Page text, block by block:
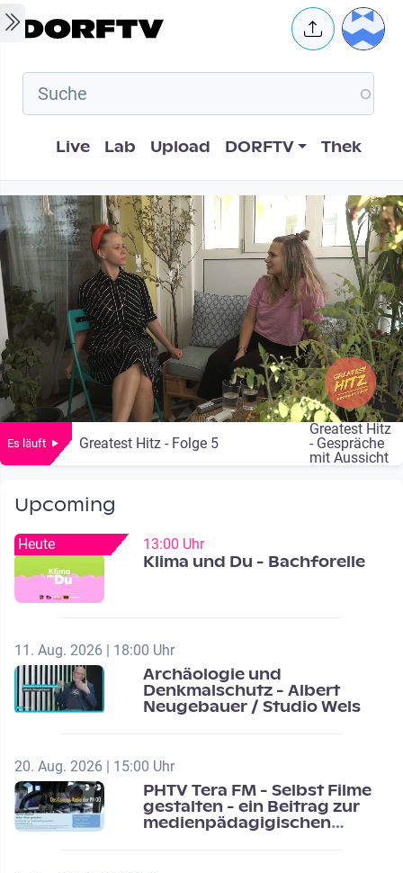
Skip to main content User
Hauptnavigation
Live Lab Upload DORFTV Thek
Es läuft Greatest Hitz - Folge 5
Greatest Hitz
- Gespräche
mit Aussicht
Upcoming
Heute 13:00 Uhr
Klima und Du - Bachforelle
11. Aug. 2026 | 18:00 Uhr
Archäologie und
Denkmalschutz - Albert
Neugebauer / Studio Wels
20. Aug. 2026 | 15:00 Uhr
PHTV Tera FM - Selbst Filme
gestalten - ein Beitrag zur
medienpädagigischen